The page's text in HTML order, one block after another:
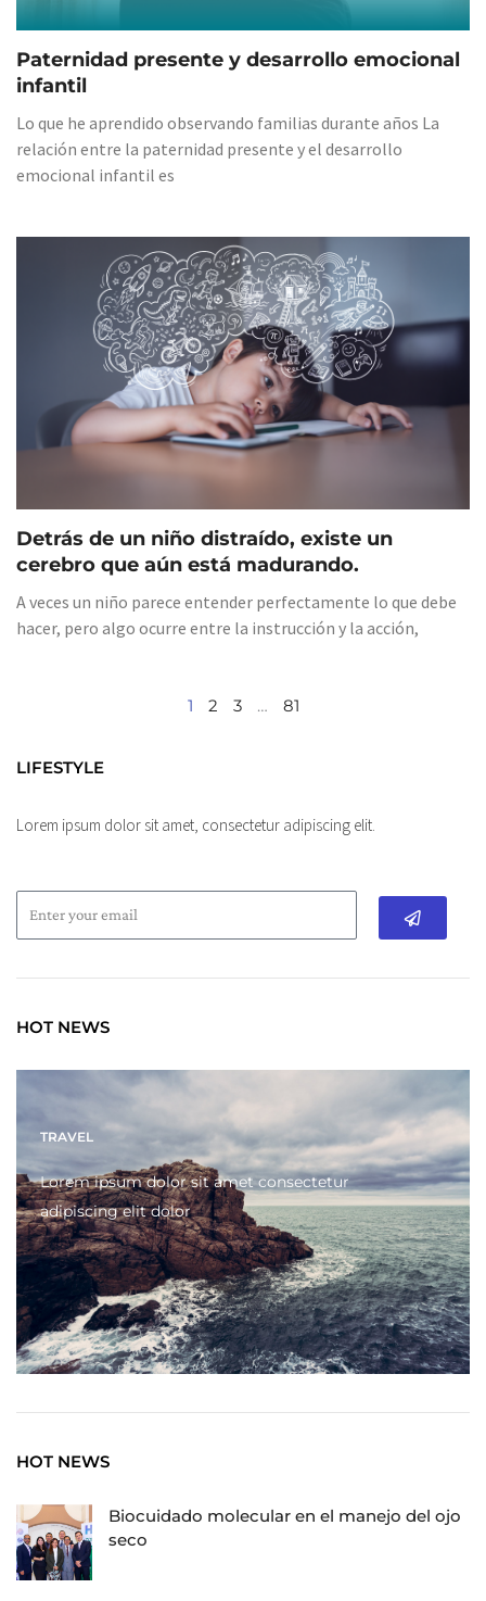
Paternidad presente y desarrollo emocional
infantil
Lo que he aprendido observando familias durante años La
relación entre la paternidad presente y el desarrollo
emocional infantil es
Detrás de un niño distraído, existe un
cerebro que aún está madurando.
A veces un niño parece entender perfectamente lo que debe
hacer, pero algo ocurre entre la instrucción y la acción,
1 2 3 … 81
LIFESTYLE
Lorem ipsum dolor sit amet, consectetur adipiscing elit.
Submit
HOT NEWS
TRAVEL
Lorem ipsum dolor sit amet consectetur
adipiscing elit dolor
HOT NEWS
Biocuidado molecular en el manejo del ojo
seco